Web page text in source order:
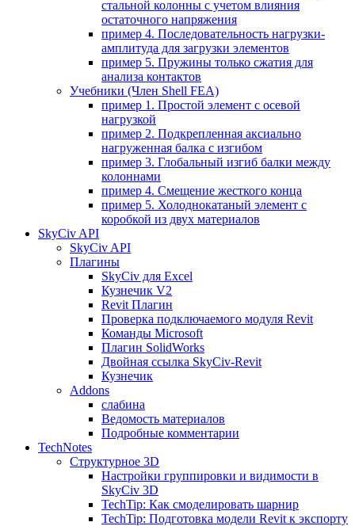
стальной колонны с учетом влияния
остаточного напряжения
пример 4. Последовательность нагрузки-
амплитуда для загрузки элементов
пример 5. Пружины только сжатия для
анализа контактов
Учебники (Член Shell FEA)
пример 1. Простой элемент с осевой
нагрузкой
пример 2. Подкрепленная аксиально
нагруженная балка с изгибом
пример 3. Глобальный изгиб балки между
колоннами
пример 4. Смещение жесткого конца
пример 5. Холоднокатаный элемент с
коробкой из двух материалов
SkyCiv API
SkyCiv API
Плагины
SkyCiv для Excel
Кузнечик V2
Revit Плагин
Проверка подключаемого модуля Revit
Команды Microsoft
Плагин SolidWorks
Двойная ссылка SkyCiv-Revit
Кузнечик
Addons
слабина
Ведомость материалов
Подробные комментарии
TechNotes
Структурное 3D
Настройки группировки и видимости в
SkyCiv 3D
TechTip: Как смоделировать шарнир
TechTip: Подготовка модели Revit к экспорту